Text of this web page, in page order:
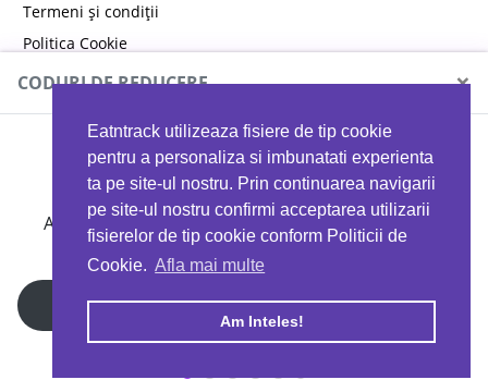
Eatntrack utilizeaza fisiere de tip cookie
pentru a personaliza si imbunatati experienta
ta pe site-ul nostru. Prin continuarea navigarii
pe site-ul nostru confirmi acceptarea utilizarii
fisierelor de tip cookie conform Politicii de
Cookie. Afla mai multe
Am Inteles!
Termeni și condiții
Politica Cookie
Politica de confidențialitate
Copyright © 2026 EAT & TRACK S.R.L
CODURI DE REDUCERE ×
MYPROTEIN
Ai 40%reducere la orice comandă folosind codul
EATTRACK
Profită acum